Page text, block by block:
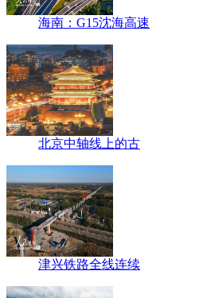
海南：G15沈海高速
北京中轴线上的古
津兴铁路全线连续